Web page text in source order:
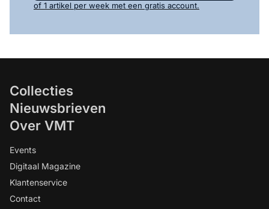
of 1 artikel per week met een gratis account.
Collecties
Nieuwsbrieven
Over VMT
Events
Digitaal Magazine
Klantenservice
Contact